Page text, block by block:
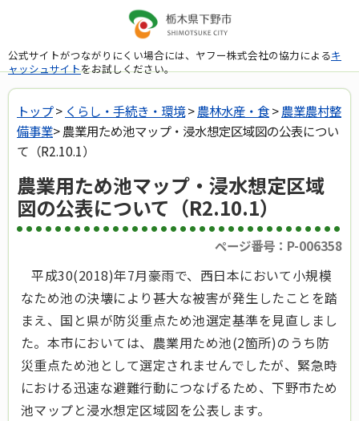
公式サイトがつながりにくい場合には、ヤフー株式会社の協力によるキ
ャッシュサイトをお試しください。
トップ> くらし・手続き・環境>農林水産・食>農業農村整
備事業> 農業用ため池マップ・浸水想定区域図の公表につい
て（R2.10.1）
農業用ため池マップ・浸水想定区域
図の公表について（R2.10.1）
ページ番号：P-006358
平成30(2018)年7月豪雨で、西日本において小規模
なため池の決壊により甚大な被害が発生したことを踏
まえ、国と県が防災重点ため池選定基準を見直しまし
た。本市においては、農業用ため池(2箇所)のうち防
災重点ため池として選定されませんでしたが、緊急時
における迅速な避難行動につなげるため、下野市ため
池マップと浸水想定区域図を公表します。